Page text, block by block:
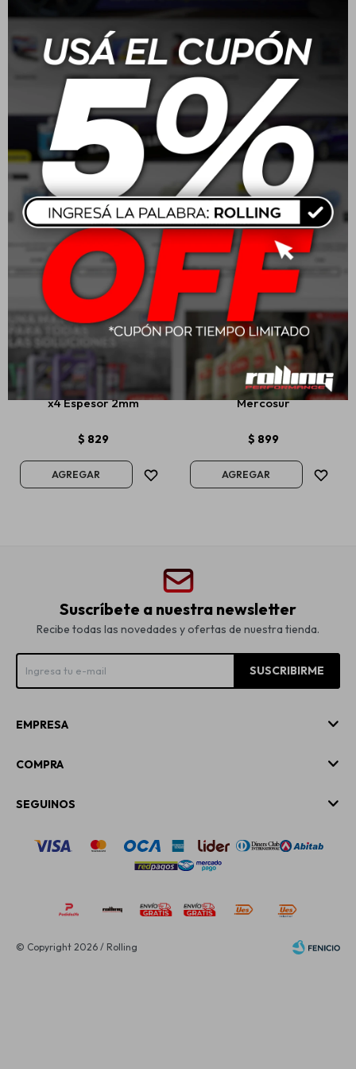
Este artículo está agotado.
Productos que te pueden interesar
Antibump Puertas Juego
x4 Espesor 2mm
$ 829
Antibump Matricula Moto
Mercosur
$ 899
Suscríbete a nuestra newsletter
Recibe todas las novedades y ofertas de nuestra tienda.
SUSCRIBIRME
EMPRESA
COMPRA
SEGUINOS
© Copyright 2026 / Rolling